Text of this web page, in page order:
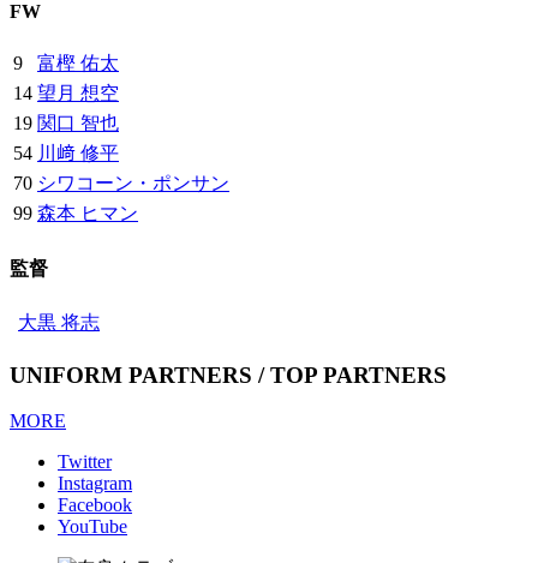
FW
9
富樫 佑太
14 望月 想空
19 関口 智也
54 川﨑 修平
70 シワコーン・ポンサン
99 森本 ヒマン
監督
大黒 将志
UNIFORM PARTNERS / TOP PARTNERS
MORE
Twitter
Instagram
Facebook
YouTube